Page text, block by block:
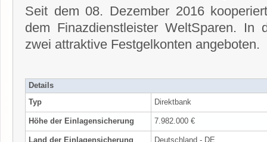
Seit dem 08. Dezember 2016
dem Finazdienstleister WeltSparen. In
zwei attraktive Festgelkonten angeboten.
Details
Typ
Direktbank
Höhe der Einlagensicherung 7.982.000 €
Land der Einlagensicherung Deutschland - DE